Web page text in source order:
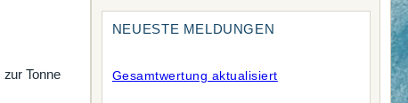
c
h
NEUESTE MELDUNGEN
Gesamtwertung aktualisiert
Tonne